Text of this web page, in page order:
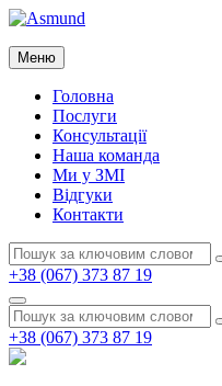
Перейти
вмісту
Asmund
Asmund
Меню
Головна
Послуги
Консультації
Наша команда
Ми у ЗМІ
Відгуки
Контакти
Пошук:
+38 (067) 373 87 19
Пошук
Пошук:
+38 (067) 373 87 19